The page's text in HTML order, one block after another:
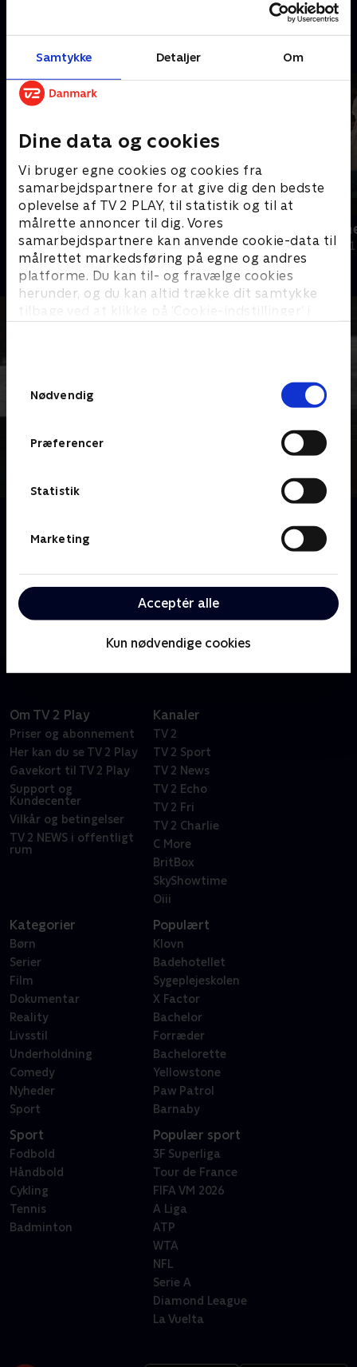
Samtykke Detaljer Om
Dine data og cookies
Vi bruger egne cookies og cookies fra
samarbejdspartnere for at give dig den bedste
oplevelse af TV 2 PLAY, til statistik og til at
målrette annoncer til dig. Vores
samarbejdspartnere kan anvende cookie-data til
målrettet markedsføring på egne og andres
platforme. Du kan til- og fravælge cookies
herunder, og du kan altid trække dit samtykke
tilbage ved at klikke på ’Cookie-indstillinger’ i
Nødvendig
Præferencer
Statistik
Marketing
Acceptér alle
Kun nødvendige cookies
2. august 2023 • 44 min
Andre så også
Et helvedes børnehjem
Dokumentar • 1 sæsoner
Med
Dokumentar •
9000 børn blev adopteret fra Sydkorea til Danmark
adoptionsbureauerne noget i skyggearkiverne? I to
programmer følger TV 2 Dokumentar med tre
adopterede til Sydkorea for at finde svar.
Om TV 2 Play
Priser og abonnement
Her kan du se TV 2 Play
Gavekort til TV 2 Play
Support og
Kundecenter
Vilkår og betingelser
TV 2 NEWS i offentligt
rum
Kanaler
TV 2
TV 2 Sport
TV 2 News
TV 2 Echo
TV 2 Fri
TV 2 Charlie
C More
BritBox
SkyShowtime
Oiii
Kategorier
Børn
Serier
Film
Dokumentar
Reality
Livsstil
Underholdning
Comedy
Nyheder
Sport
Populært
Klovn
Badehotellet
Sygeplejeskolen
X Factor
Bachelor
Forræder
Bachelorette
Yellowstone
Paw Patrol
Barnaby
Sport
Fodbold
Håndbold
Cykling
Tennis
Badminton
Populær sport
3F Superliga
Tour de France
FIFA VM 2026
A Liga
ATP
WTA
NFL
Serie A
Diamond League
La Vuelta